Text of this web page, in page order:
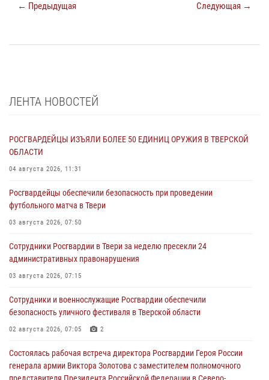
← Предыдущая Следующая →
ЛЕНТА НОВОСТЕЙ
РОСГВАРДЕЙЦЫ ИЗЪЯЛИ БОЛЕЕ 50 ЕДИНИЦ ОРУЖИЯ В ТВЕРСКОЙ
ОБЛАСТИ
04 августа 2026, 11:31
Росгвардейцы обеспечили безопасность при проведении
футбольного матча в Твери
03 августа 2026, 07:50
Сотрудники Росгвардии в Твери за неделю пресекли 24
административных правонарушения
03 августа 2026, 07:15
Сотрудники и военнослужащие Росгвардии обеспечили
безопасность уличного фестиваля в Тверской области
02 августа 2026, 07:05 2
Состоялась рабочая встреча директора Росгвардии Героя России
генерала армии Виктора Золотова с заместителем полномочного